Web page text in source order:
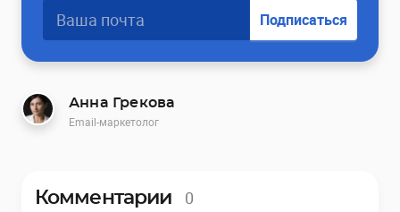
Подписаться
Анна Грекова
Email-маркетолог
Комментарии 0